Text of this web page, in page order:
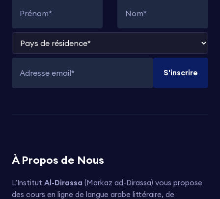
Pays de résidence
Adresse email
S'inscrire
À Propos de Nous
L’Institut Al-Dirassa (Markaz ad-Dirassa) vous propose
des cours en ligne de langue arabe littéraire, de